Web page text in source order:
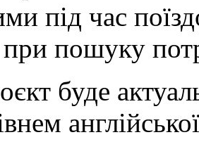
під час
пошуку
буде